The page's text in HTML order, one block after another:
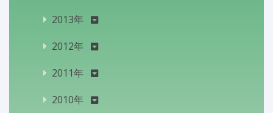
2013年
2012年
2011年
2010年